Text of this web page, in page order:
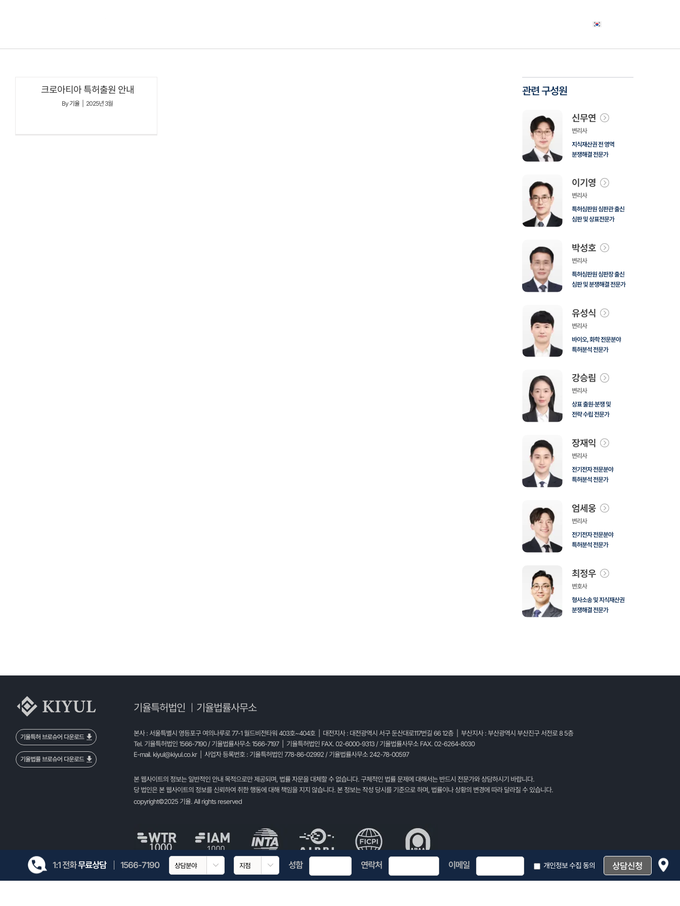
크로아티아 특허출원 안내
By기율 2025년 3월
관련 구성원
신무연
변리사
지식재산권 전 영역
분쟁해결 전문가
이기영
변리사
특허심판원 심판관 출신
심판 및 상표전문가
박성호
변리사
특허심판원 심판장 출신
심판 및 분쟁해결 전문가
유성식
변리사
바이오, 화학 전문분야
특허분석 전문가
강승림
변리사
상표 출원·분쟁 및
전략 수립 전문가
장재익
변리사
전기전자 전문분야
특허분석 전문가
엄세웅
변리사
전기전자 전문분야
특허분석 전문가
최정우
변호사
형사소송 및 지식재산권
분쟁해결 전문가
기율특허 브로슈어 다운로드
기율법률 브로슈어 다운로드
기율특허법인 기율법률사무소
본사 : 서울특별시 영등포구 여의나루로 77-1 월드비전타워 403호~404호 | 대전지사 : 대전광역시 서구 둔산대로117번길 66 12층 | 부산지사 : 부산광역시 부산진구 서전로 8 5층
Tel. 기율특허법인 1566-7190 / 기율법률사무소 1566-7197 | 기율특허법인 FAX. 02-6000-9313 / 기율법률사무소 FAX. 02-6264-8030
E-mail. kiyul@kiyul.co.kr| 사업자 등록번호 : 기율특허법인 778-86-02992 / 기율법률사무소 242-78-00597
본 웹사이트의 정보는 일반적인 안내 목적으로만 제공되며, 법률 자문을 대체할 수 없습니다. 구체적인 법률 문제에 대해서는 반드시 전문가와 상담하시기 바랍니다.
당 법인은 본 웹사이트의 정보를 신뢰하여 취한 행동에 대해 책임을 지지 않습니다. 본 정보는 작성 당시를 기준으로 하며, 법률이나 상황의 변경에 따라 달라질 수 있습니다.
copyright©2025 기율. All rights reserved
1:1 전화무료상담 1566-7190   성함 연락처 이메일 개인정보 수집 동의